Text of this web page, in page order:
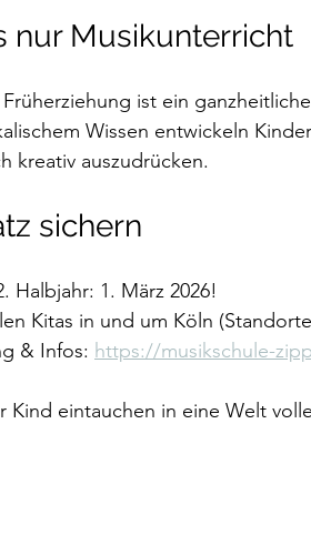
nur Musikunterricht
ist ein
Wissen entwickeln
kreativ auszudrücken.
sichern
Halbjahr: 1. März 2026!
Kitas in und um Köln
& Infos: https://musikschule-
Kind eintauchen in eine Welt